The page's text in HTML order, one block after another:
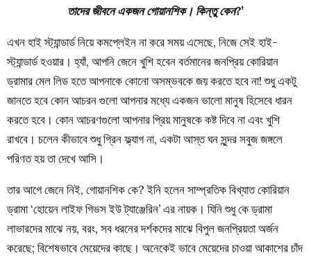
তাদের জীবনে একজন গোয়ানশিক। কিন্তু কেন?’
এখন হাই স্ট্যান্ডার্ড নিয়ে কমপ্লেইন না করে সময় এসেছে, নিজে সেই হাই-
স্ট্যান্ডার্ড হওয়ার। হ্যাঁ, আপনি জেনে খুশি হবেন বর্তমানের জনপ্রিয় কোরিয়ান
ড্রামার মেল লিড হতে আপনাকে কোনো অসম্ভবকে জয় করতে হবে না! শুধু একটু
জানতে হবে কোন আচরন গুলো আপনার মধ্যে একজন ভালো মানুষ হিসেবে ধারন
করতে হবে। কোন আচরণগুলো আপনার প্রিয় মানুষকে কষ্ট দিবে না এবং খুশি
রাখবে। চলেন কীভাবে শুধু গ্রিন ফ্ল্যাগ না, একটা আস্ত ঘন সুন্দর সবুজ জঙ্গলে
পরিণত হয় তা দেখে আসি।
তার আগে জেনে নিই, গোয়ানশিক কে? ইনি হলেন সাম্প্রতিক বিখ্যাত কোরিয়ান
ড্রামা ‘হোয়েন লাইফ গিভস ইউ ট্যাঞ্জেরিন’ এর নায়ক। যিনি শুধু কে ড্রামা
লাভারদের মাঝে নয়, বরং, সব ধরনের দর্শকদের মাঝে বিপুল জনপ্রিয়তা অর্জন
করেছে; বিশেষভাবে মেয়েদের কাছে। অনেকেই ভাবে মেয়েদের চাওয়া আকাশের চাঁদ